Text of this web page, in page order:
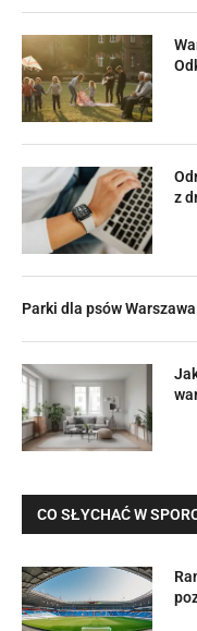
z
Parki dla psów
CO SŁYCHAĆ W